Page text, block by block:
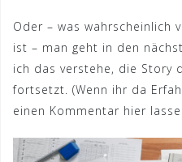
Oder – was wahrscheinlich
ist – man geht in den
ich das verstehe, die Story
fortsetzt. (Wenn ihr da
einen Kommentar hier